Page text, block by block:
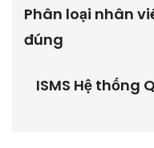
Phân loại nhân
đúng
ISMS Hệ thống